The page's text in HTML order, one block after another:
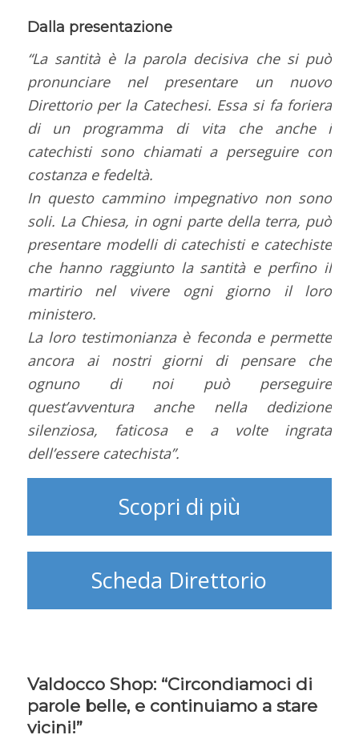
Dalla presentazione
“La santità è la parola decisiva che si può
pronunciare nel presentare un nuovo
Direttorio per la Catechesi. Essa si fa foriera
di un programma di vita che anche i
catechisti sono chiamati a perseguire con
costanza e fedeltà.
In questo cammino impegnativo non sono
soli. La Chiesa, in ogni parte della terra, può
presentare modelli di catechisti e catechiste
che hanno raggiunto la santità e perfino il
martirio nel vivere ogni giorno il loro
ministero.
La loro testimonianza è feconda e permette
ancora ai nostri giorni di pensare che
ognuno di noi può perseguire
quest’avventura anche nella dedizione
silenziosa, faticosa e a volte ingrata
dell’essere catechista”.
Scopri di più
Scheda Direttorio
Valdocco Shop: “Circondiamoci di
parole belle, e continuiamo a stare
vicini!”